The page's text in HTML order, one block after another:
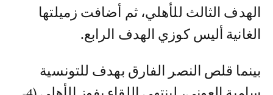
الهدف الثالث للأهلي، ثم أضافت زميلتها
الغانية أليس كوزي الهدف الرابع.
بينما قلص النصر الفارق بهدف للتونسية